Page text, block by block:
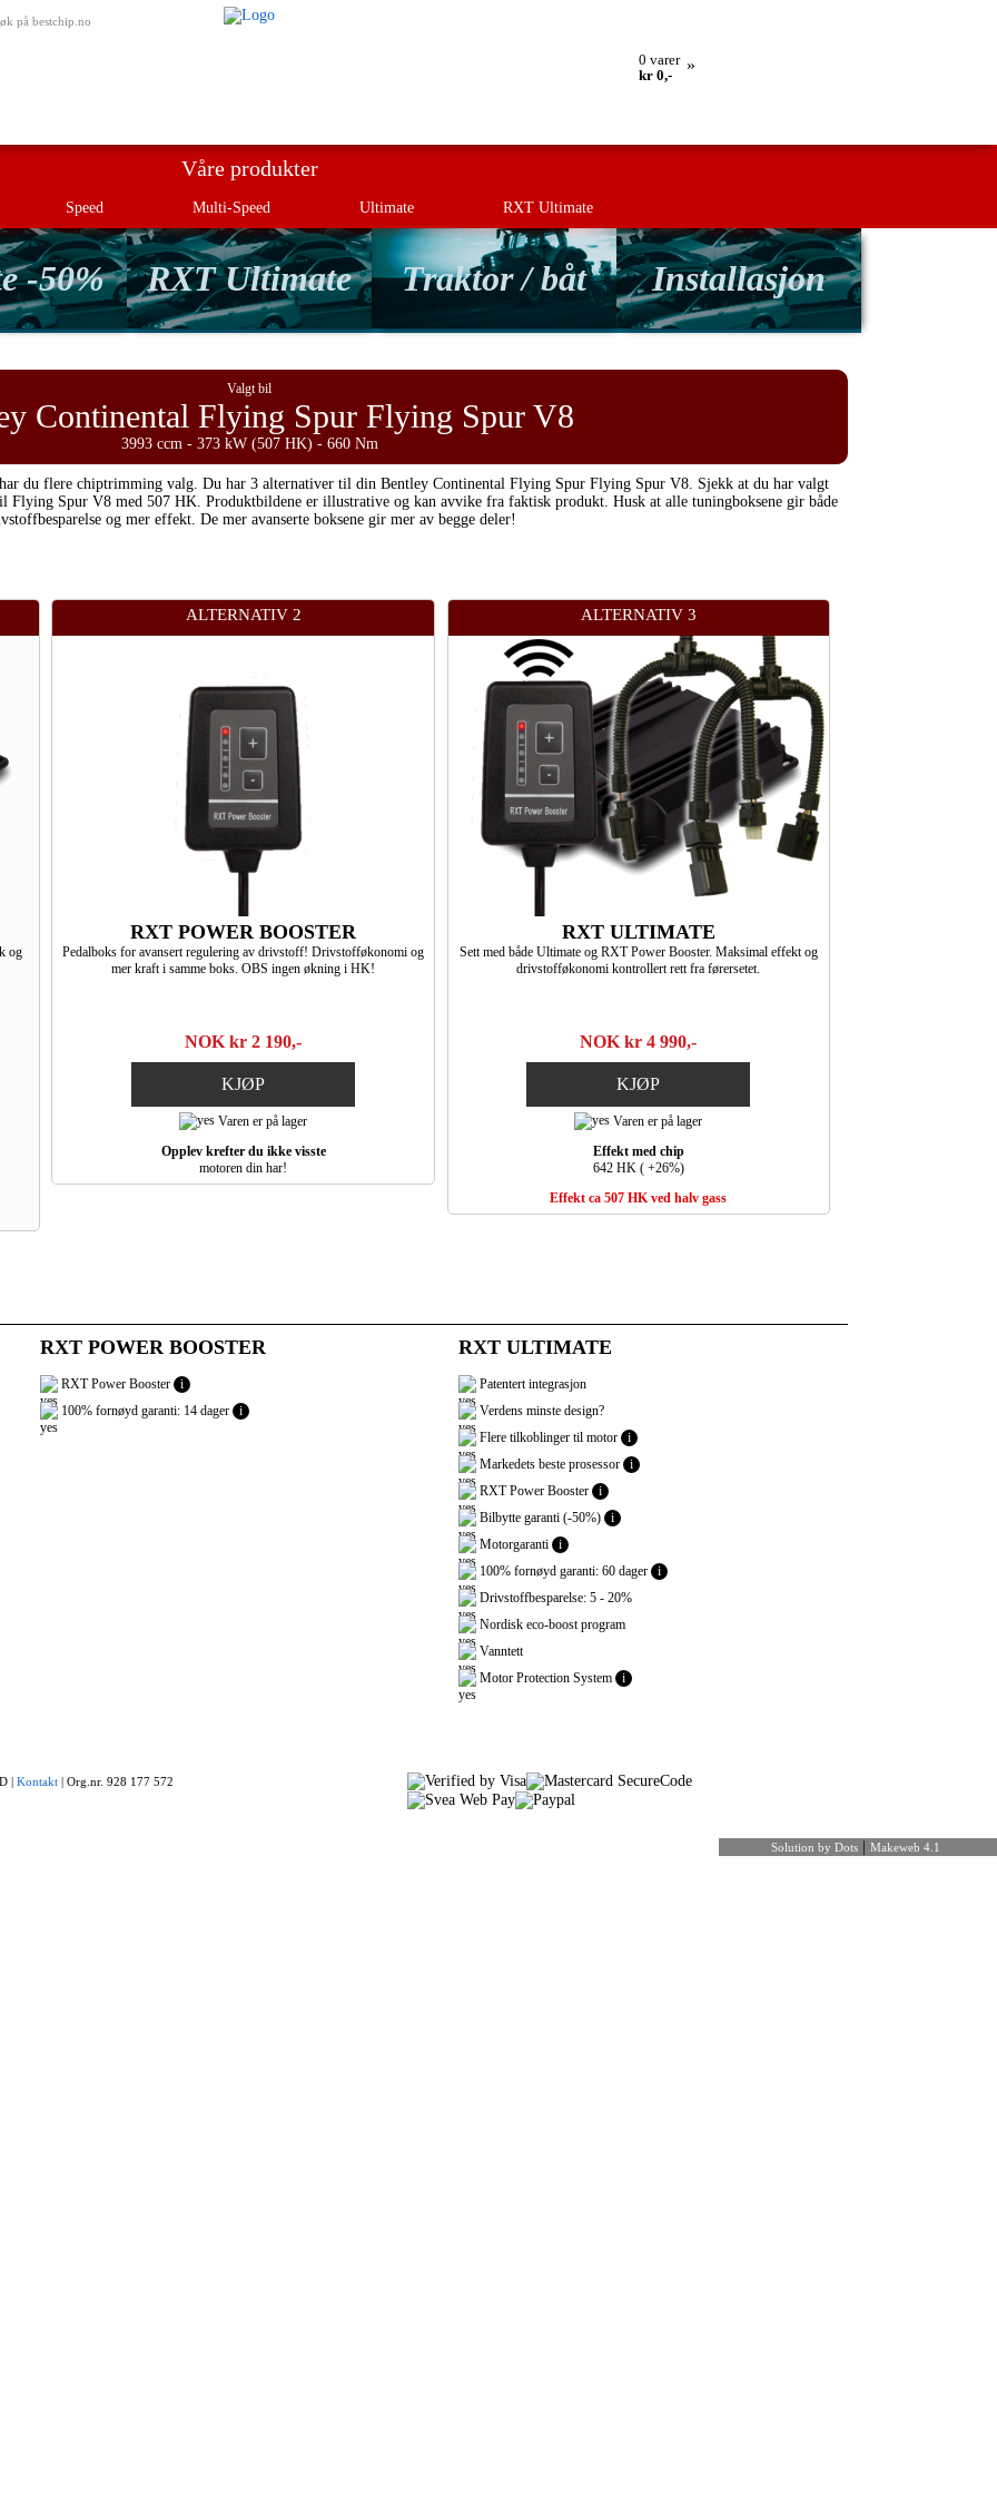
på bestchip.no
0 varer
kr 0,-
»
Våre produkter
Speed Multi-Speed Ultimate RXT Ultimate
-50% RXT Ultimate Traktor / båt Installasjon
Valgt bil
Continental Flying Spur Flying Spur V8
3993 ccm - 373 kW (507 HK) - 660 Nm
du flere chiptrimming valg. Du har 3 alternativer til din Bentley Continental Flying Spur Flying Spur V8. Sjekk at du har valgt
Spur V8 med 507 HK. Produktbildene er illustrative og kan avvike fra faktisk produkt. Husk at alle tuningboksene gir både
og mer effekt. De mer avanserte boksene gir mer av begge deler!
og
ALTERNATIV 2
RXT POWER BOOSTER
Pedalboks for avansert regulering av drivstoff! Drivstofføkonomi og
mer kraft i samme boks. OBS ingen økning i HK!
NOK kr 2 190,-
KJØP
Varen er på lager
Opplev krefter du ikke visste
motoren din har!
ALTERNATIV 3
RXT ULTIMATE
Sett med både Ultimate og RXT Power Booster. Maksimal effekt og
drivstofføkonomi kontrollert rett fra førersetet.
NOK kr 4 990,-
KJØP
Varen er på lager
Effekt med chip
642 HK ( +26%)
Effekt ca 507 HK ved halv gass
RXT POWER BOOSTER
RXT Power Booster
i
100% fornøyd garanti: 14 dager
i
RXT ULTIMATE
Patentert integrasjon
Verdens minste design?
Flere tilkoblinger til motor
i
Markedets beste prosessor
i
RXT Power Booster
i
Bilbytte garanti (-50%)
i
Motorgaranti
i
100% fornøyd garanti: 60 dager
i
Drivstoffbesparelse: 5 - 20%
Nordisk eco-boost program
Vanntett
Motor Protection System
i
| Kontakt | Org.nr. 928 177 572
Solution by Dots | Makeweb 4.1